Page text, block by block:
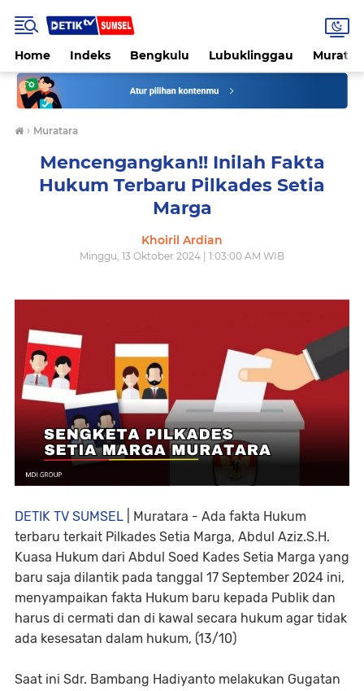
Home Indeks Bengkulu Lubuklinggau
› Muratara
Mencengangkan!! Inilah Fakta
Hukum Terbaru Pilkades Setia
Marga
Khoiril Ardian
Minggu, 13 Oktober 2024 | 1:03:00 AM WIB
DETIK TV SUMSEL | Muratara - Ada fakta Hukum
terbaru terkait Pilkades Setia Marga, Abdul Aziz.S.H.
Kuasa Hukum dari Abdul Soed Kades Setia Marga yang
baru saja dilantik pada tanggal 17 September 2024 ini,
menyampaikan fakta Hukum baru kepada Publik dan
harus di cermati dan di kawal secara hukum agar tidak
ada kesesatan dalam hukum, (13/10)
Saat ini Sdr. Bambang Hadiyanto melakukan Gugatan